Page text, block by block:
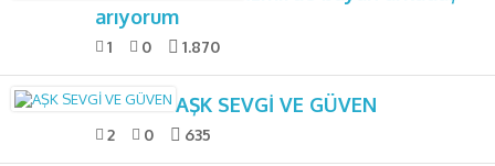
arıyorum
1 0 1.870
AŞK SEVGİ VE GÜVEN
2 0 635